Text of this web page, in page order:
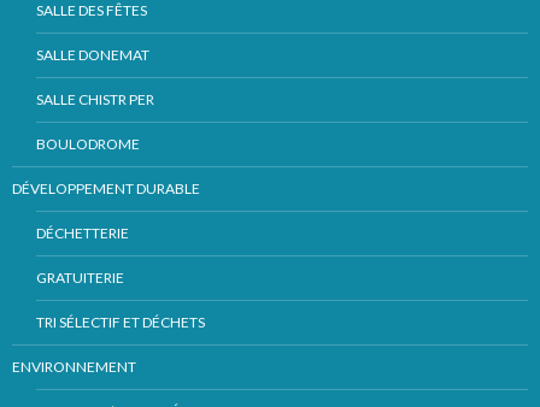
SALLE DES FÊTES
SALLE DONEMAT
SALLE CHISTR PER
BOULODROME
DÉVELOPPEMENT DURABLE
DÉCHETTERIE
GRATUITERIE
TRI SÉLECTIF ET DÉCHETS
ENVIRONNEMENT